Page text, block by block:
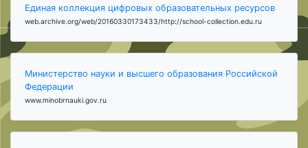
Единая коллекция цифровых образовательных ресурсов
web.archive.org/web/20160330173433/http://school-collection.edu.ru
Министерство науки и высшего образования Российской
Федерации
www.minobrnauki.gov.ru